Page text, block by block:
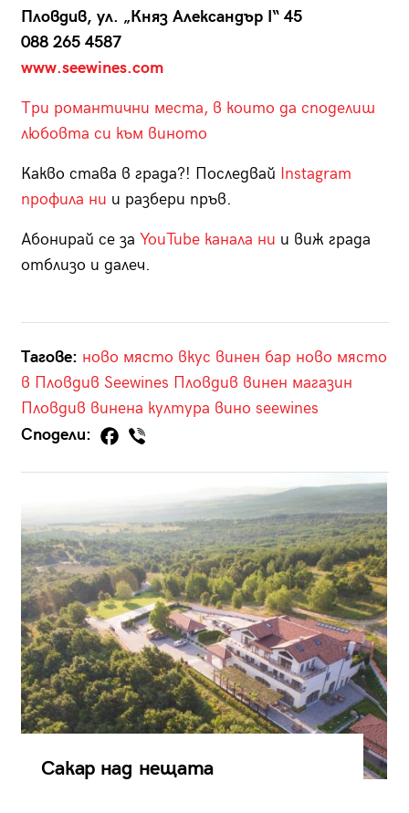
Пловдив, ул. „Княз Александър I“ 45
088 265 4587
www.seewines.com
Три романтични места, в които да споделиш
любовта си към виното
Какво става в града?! Последвай Instagram
профила ни и разбери пръв.
Абонирай се за YouTube канала ни и виж града
отблизо и далеч.
Тагове: ново място вкус винен бар ново място
в Пловдив Seewines Пловдив винен магазин
Пловдив винена култура вино seewines
Сподели:
Сакар над нещата